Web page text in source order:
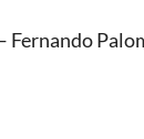
Fernando